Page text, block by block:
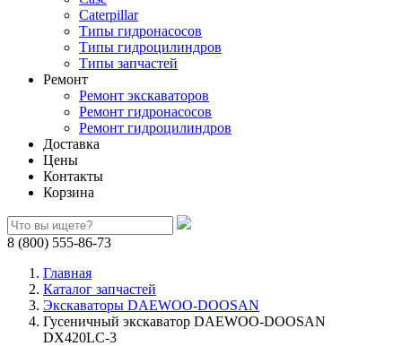
Caterpillar
Типы гидронасосов
Типы гидроцилиндров
Типы запчастей
Ремонт
Ремонт экскаваторов
Ремонт гидронасосов
Ремонт гидроцилиндров
Доставка
Цены
Контакты
Корзина
8 (800) 555-86-73
Главная
Каталог запчастей
Экскаваторы DAEWOO-DOOSAN
Гусеничный экскаватор DAEWOO-DOOSAN
DX420LC-3